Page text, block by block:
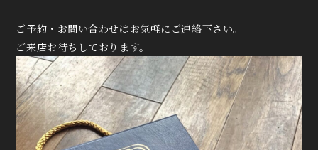
ご予約・お問い合わせはお気軽にご連絡下さい。
ご来店お待ちしております。